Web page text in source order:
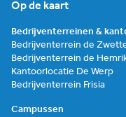
Op de kaart
Bedrijventerreinen &
Bedrijventerrein de
Bedrijventerrein de
Kantoorlocatie De Werp
Bedrijventerrein Frisia
Campussen